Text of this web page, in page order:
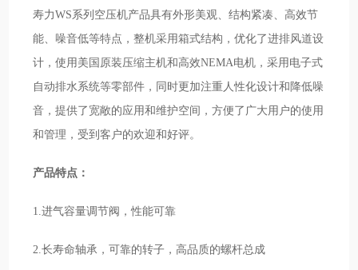
寿力WS系列空压机产品具有外形美观、结构紧凑、高效节
能、噪音低等特点，整机采用箱式结构，优化了进排风道设
计，使用美国原装压缩主机和高效NEMA电机，采用电子式
自动排水系统等零部件，同时更加注重人性化设计和降低噪
音，提供了宽敞的应用和维护空间，方便了广大用户的使用
和管理，受到客户的欢迎和好评。
产品特点：
1.进气容量调节阀，性能可靠
2.长寿命轴承，可靠的转子，高品质的螺杆总成